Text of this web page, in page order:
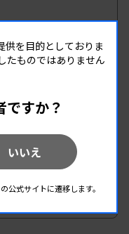
）
供を目的としておりま
たものではありません
ですか？
いいえ
公式サイトに遷移します。